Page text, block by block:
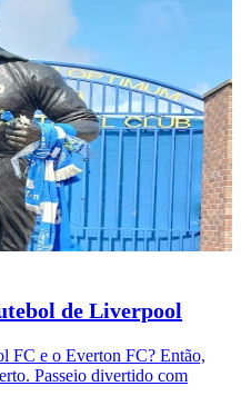
de Liverpool
FC e o Everton FC? Então,
Passeio divertido com